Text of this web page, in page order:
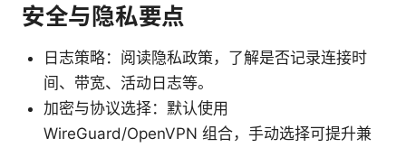
安全与隐私要点
日志策略：阅读隐私政策，了解是否记录连接时
间、带宽、活动日志等。
加密与协议选择：默认使用
WireGuard/OpenVPN 组合，手动选择可提升兼